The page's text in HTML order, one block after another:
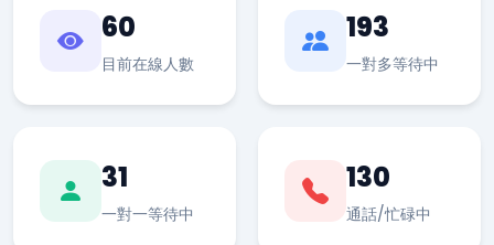
60
目前在線人數
193
一對多等待中
31
一對一等待中
130
通話/忙碌中